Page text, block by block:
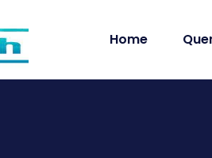
Home